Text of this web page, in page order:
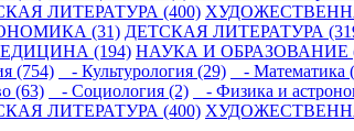
ЛИТЕРАТУРА (400)
(31) ДЕТСКАЯ ЛИТЕРАТУРА
(194) НАУКА И ОБРАЗОВАНИЕ
(754) - Культурология (29) - Математика
(63) - Социология (2) - Физика и
ЛИТЕРАТУРА (400)